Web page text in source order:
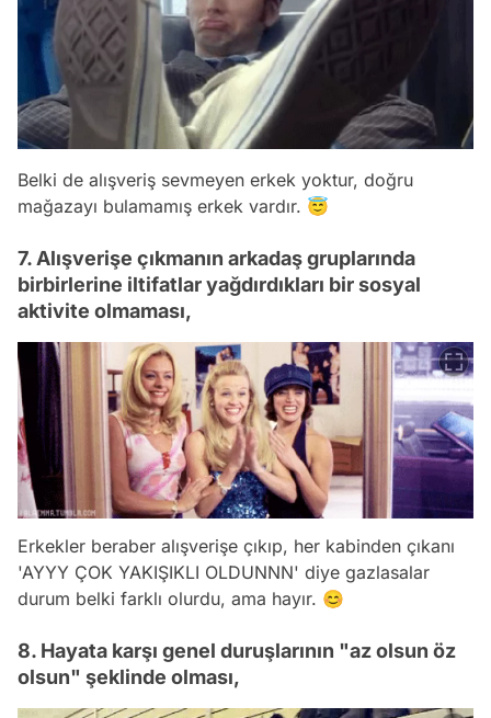
Belki de alışveriş sevmeyen erkek yoktur, doğru
mağazayı bulamamış erkek vardır. 😇
7. Alışverişe çıkmanın arkadaş gruplarında
birbirlerine iltifatlar yağdırdıkları bir sosyal
aktivite olmaması,
Erkekler beraber alışverişe çıkıp, her kabinden çıkanı
'AYYY ÇOK YAKIŞIKLI OLDUNNN' diye gazlasalar
durum belki farklı olurdu, ama hayır. 😊
8. Hayata karşı genel duruşlarının "az olsun öz
olsun" şeklinde olması,